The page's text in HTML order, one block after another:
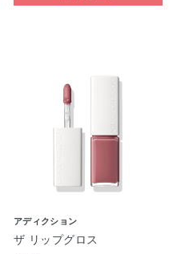
アディクション
ザ リップグロス